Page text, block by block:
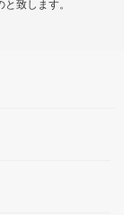
致します。